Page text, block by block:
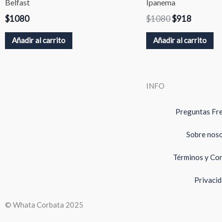
Belfast
$1080
Añadir al carrito
Ipanema
$1080$918
Añadir al carrito
INFO
Preguntas
Sobre
Términos y
© Whata Corbata 2025